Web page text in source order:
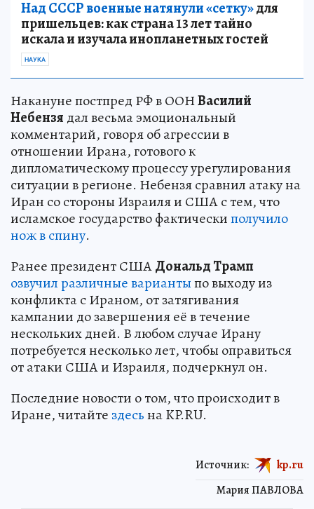
Над СССР военные натянули «сетку» для
пришельцев: как страна 13 лет тайно
искала и изучала инопланетных гостей
Накануне постпред РФ в ООНВасилий
Небензядал весьма эмоциональный
комментарий, говоря об агрессии в
отношении Ирана, готового к
дипломатическому процессу урегулирования
ситуации в регионе. Небензя сравнил атаку на
Иран со стороны Израиля и США с тем, что
исламское государство фактически
нож в спину
Ранее президент СШАДональд Трамп
озвучил различные вариантыпо выходу из
конфликта с Ираном, от затягивания
кампании до завершения её в течение
нескольких дней. В любом случае Ирану
потребуется несколько лет, чтобы оправиться
от атаки США и Израиля, подчеркнул он.
Последние новости о том, что происходит в
Источник: kp.ru